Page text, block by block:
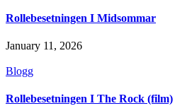
Rollebesetningen I Midsommar
January 11, 2026
Blogg
Rollebesetningen I The Rock (film)